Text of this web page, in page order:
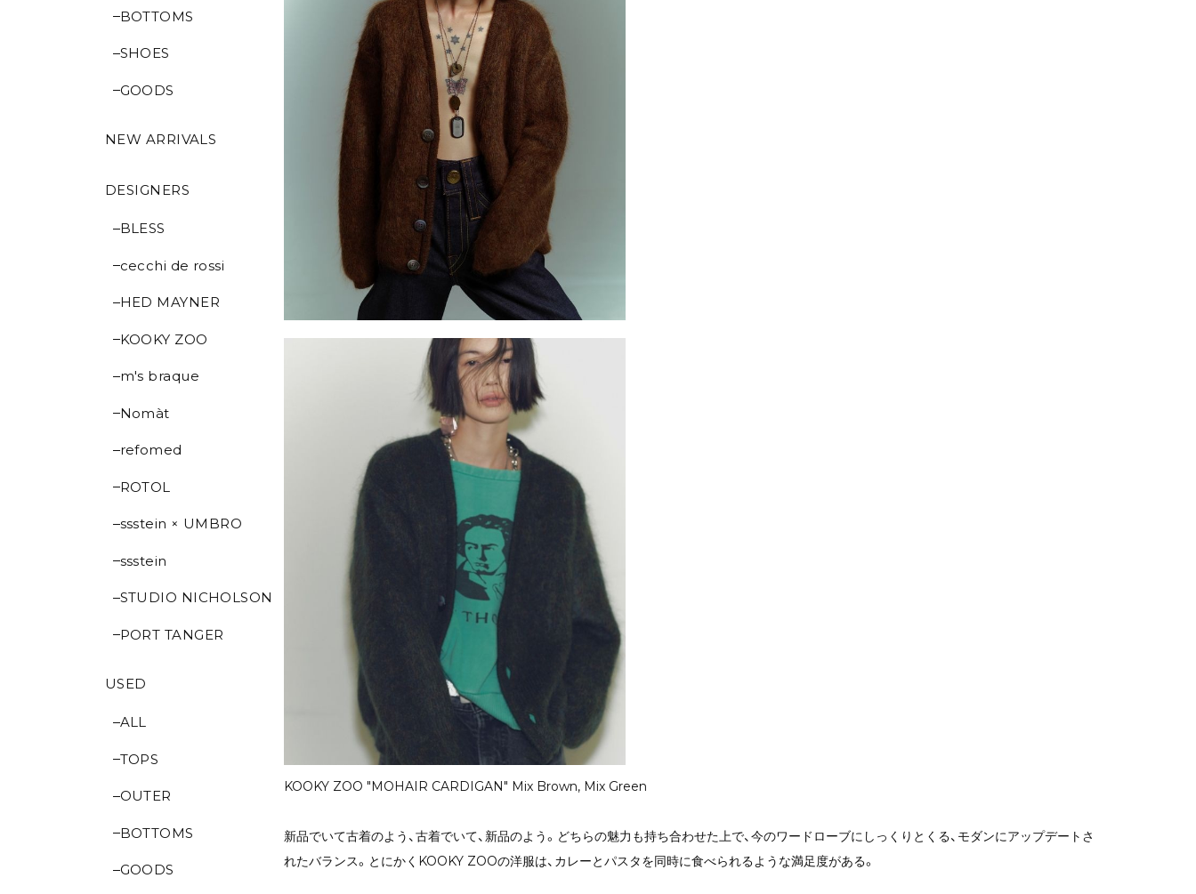
BOTTOMS
SHOES
GOODS
NEW ARRIVALS
DESIGNERS
BLESS
cecchi de rossi
HED MAYNER
KOOKY ZOO
m's braque
Nomàt
refomed
ROTOL
ssstein × UMBRO
ssstein
STUDIO NICHOLSON
PORT TANGER
USED
ALL
TOPS
OUTER
BOTTOMS
GOODS
KOOKY ZOO "MOHAIR CARDIGAN" Mix Brown, Mix Green
新品でいて古着のよう、古着でいて、新品のよう。どちらの魅力も持ち合わせた上で、今のワードローブにしっくりとくる、モダンにアップデートさ
れたバランス。とにかくKOOKY ZOOの洋服は、カレーとパスタを同時に食べられるような満足度がある。